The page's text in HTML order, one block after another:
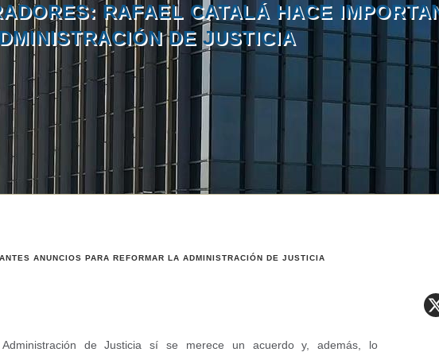
RAFAEL CATALÁ HACE
DE JUSTICIA
ANUNCIOS PARA REFORMAR LA ADMINISTRACIÓN DE JUSTICIA
de Justicia sí se merece un acuerdo y, además, lo